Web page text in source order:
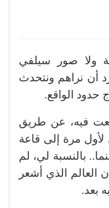
ولا صور سيلفي
أن نراهم ونتحدث
حدود الواقع.
فيه، عن طريق
لأول مرة إلى قاعة
بالنسبة لي، لم
العالم الذي أشعر
بعد.